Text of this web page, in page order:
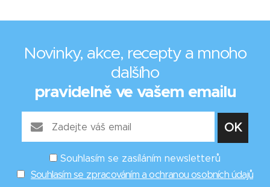
Novinky, akce, recepty a mnoho
dalšího
pravidelně ve vašem emailu
Souhlasím se zasíláním newsletterů
Souhlasím se zpracováním a ochranou osobních údajů